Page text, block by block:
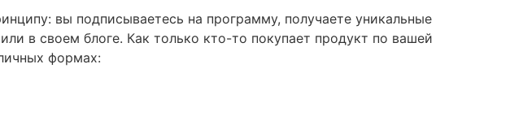
вы подписываетесь на программу, получаете уникальные
в своем блоге. Как только кто-то покупает продукт по вашей
формах: